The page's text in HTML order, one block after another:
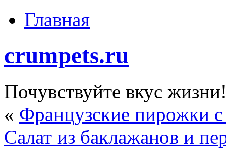
Главная
crumpets.ru
Почувствуйте вкус
« Французские пирожки
Салат из баклажанов и